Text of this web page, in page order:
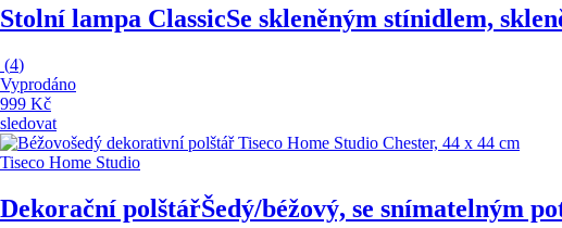
Stolní lampa ClassicSe skleněným stínidlem,
(4)
Vyprodáno
999 Kč
sledovat
Tiseco Home Studio
Dekorační polštářŠedý/béžový, se snímatelným